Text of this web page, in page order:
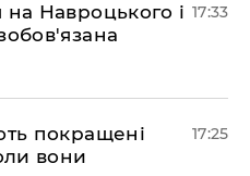
Навроцького і 17:33
покращені
вони
17:25